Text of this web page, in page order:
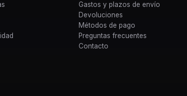
Gastos y plazos de envío
Devoluciones
Métodos de pago
Preguntas frecuentes
Contacto